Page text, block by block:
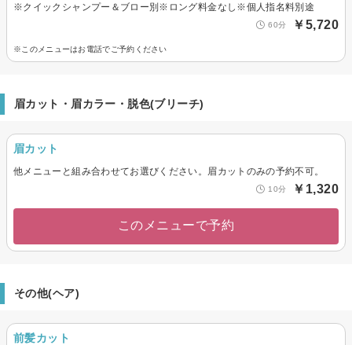
※クイックシャンプー＆ブロー別※ロング料金なし※個人指名料別途
60分 ￥5,720
※このメニューはお電話でご予約ください
眉カット・眉カラー・脱色(ブリーチ)
眉カット
他メニューと組み合わせてお選びください。眉カットのみの予約不可。
10分 ￥1,320
このメニューで予約
その他(ヘア)
前髪カット